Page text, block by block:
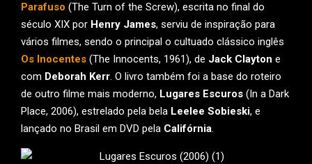
Parafuso (The Turn of the Screw), escrita no final do
século XIX por Henry James, serviu de inspiração para
vários filmes, sendo o principal o cultuado clássico inglês
Os Inocentes (The Innocents, 1961), de Jack Clayton e
com Deborah Kerr. O livro também foi a base do roteiro
de outro filme mais moderno, Lugares Escuros (In a Dark
Place, 2006), estrelado pela bela Leelee Sobieski, e
lançado no Brasil em DVD pela Califórnia.